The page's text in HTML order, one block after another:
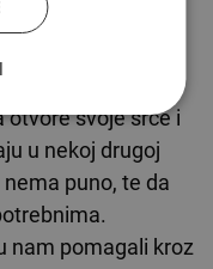
Mostar,
dodao je.
otvore svoje srce i
u nekoj drugoj
puno, te da
nam pomagali kroz